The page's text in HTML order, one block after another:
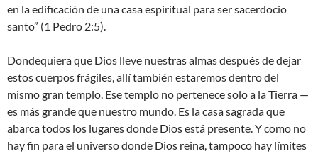
en la edificación de una casa espiritual para ser sacerdocio
santo” (1 Pedro 2:5).
Dondequiera que Dios lleve nuestras almas después de dejar
estos cuerpos frágiles, allí también estaremos dentro del
mismo gran templo. Ese templo no pertenece solo a la Tierra —
es más grande que nuestro mundo. Es la casa sagrada que
abarca todos los lugares donde Dios está presente. Y como no
hay fin para el universo donde Dios reina, tampoco hay límites